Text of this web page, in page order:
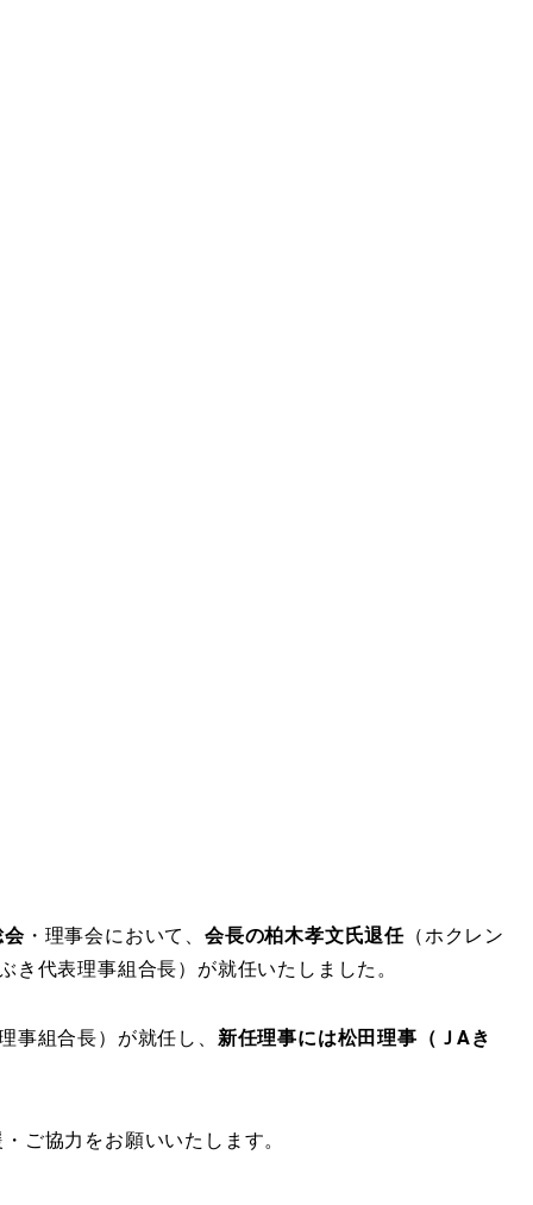
会・理事会において、会長の柏木孝文氏退任 （ホクレン
き代表理事組合長）が就任いたしました。
事組合長）が就任し、 新任理事には松田理事（ＪAき
ご協力をお願いいたします。